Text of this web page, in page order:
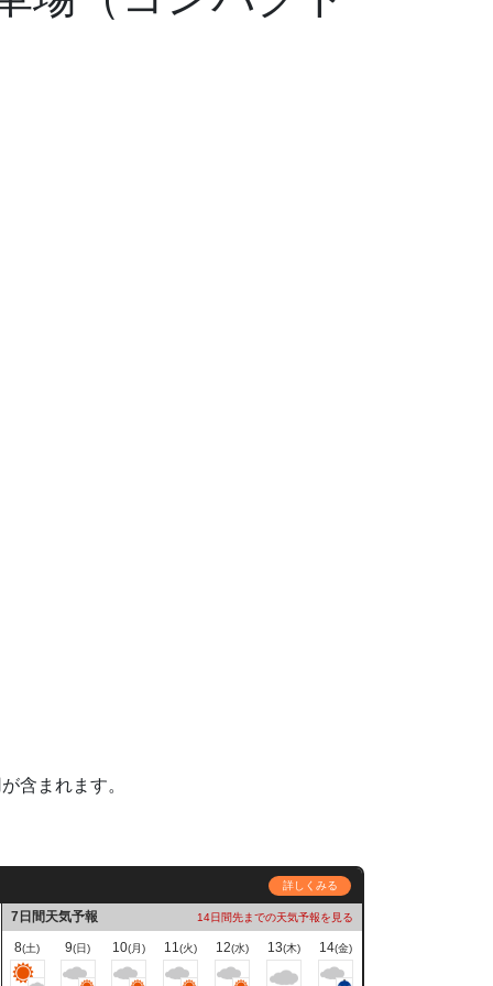
含まれます。
詳しくみる
7日間天気予報 14日間先までの天気予報を見る
8(土) 9(日) 10(月) 11(火) 12(水) 13(木) 14(金)